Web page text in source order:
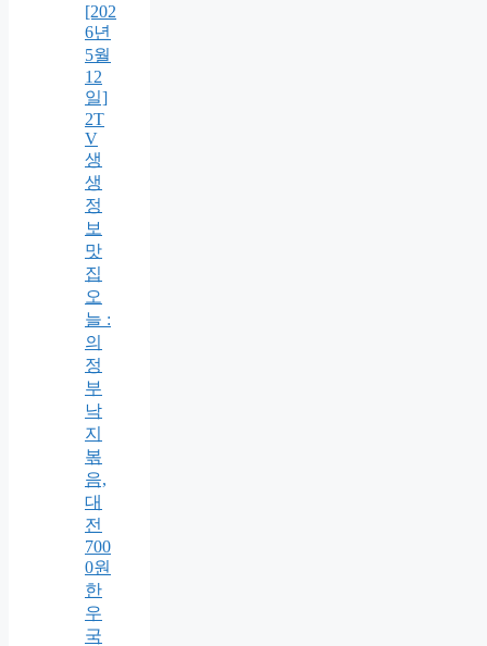
[202
6년
5월
12
일]
2T
V
생
생
정
보
맛
집
오
늘 :
의
정
부
낙
지
볶
음,
대
전
700
0원
한
우
국